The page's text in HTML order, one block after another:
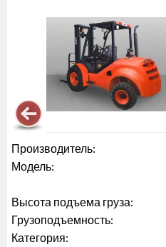
Производитель:
Модель:
Высота подъема груза:
Грузоподъемность:
Категория: